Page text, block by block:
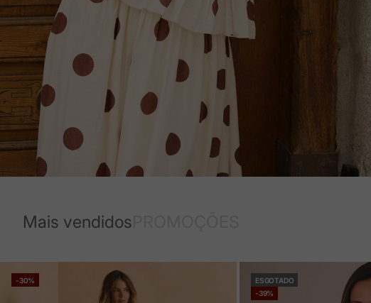
Mais vendidos
-30%
ESGOTADO
-39%